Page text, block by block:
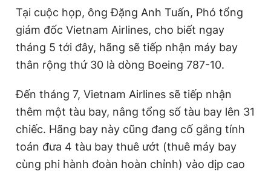
Tại cuộc họp, ông Đặng Anh Tuấn, Phó tổng
giám đốc Vietnam Airlines, cho biết ngay
tháng 5 tới đây, hãng sẽ tiếp nhận máy bay
thân rộng thứ 30 là dòng Boeing 787-10.
Đến tháng 7, Vietnam Airlines sẽ tiếp nhận
thêm một tàu bay, nâng tổng số tàu bay lên 31
chiếc. Hãng bay này cũng đang cố gắng tính
toán đưa 4 tàu bay thuê ướt (thuê máy bay
cùng phi hành đoàn hoàn chỉnh) vào dịp cao